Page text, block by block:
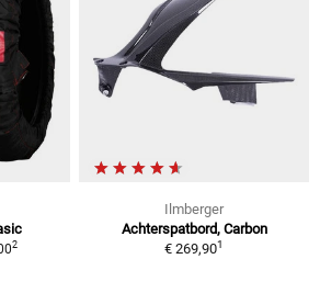
2
Ilmberger
Achterspatbord, Carbon
€ 269,901